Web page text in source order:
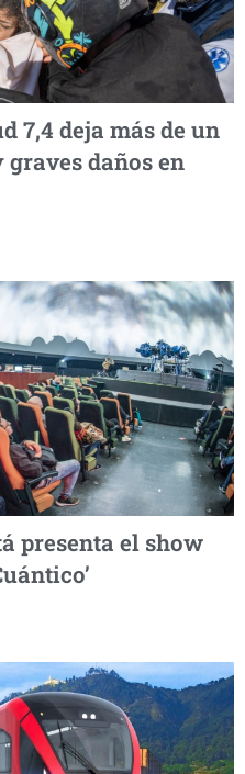
7,4 deja más de un
daños en
presenta el show